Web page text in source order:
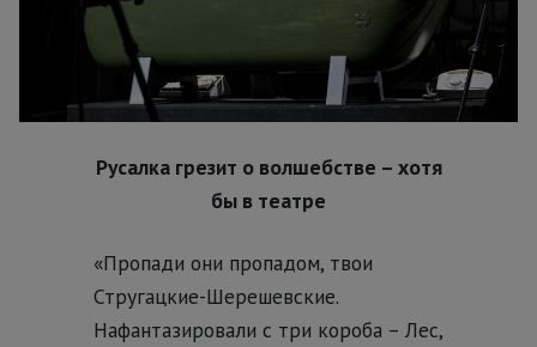
Русалка грезит о волшебстве – хотя
бы в театре
«Пропади они пропадом, твои
Стругацкие-Шерешевские.
Нафантазировали с три короба – Лес,